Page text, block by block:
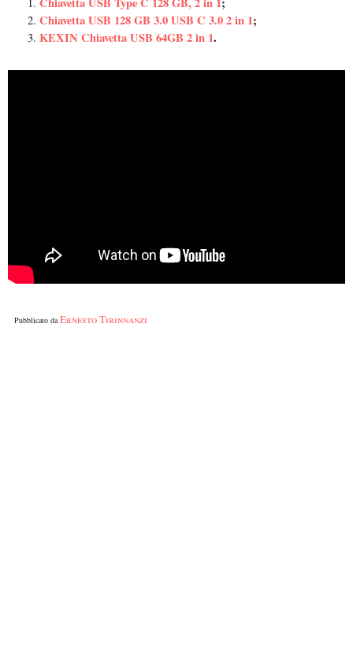
Chiavetta USB 128 GB 3.0 USB C 3.0 2 in 1;
KEXIN Chiavetta USB 64GB 2 in 1.
Pubblicato daErnesto Tirinnanzi